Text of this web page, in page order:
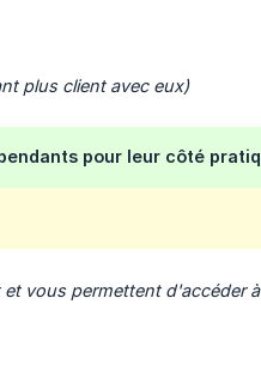
plus client avec eux)
pour leur côté
vous permettent d'accéder